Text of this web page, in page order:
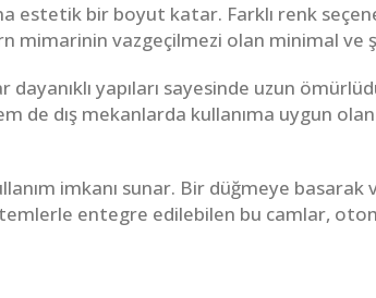
estetik bir boyut katar. Farklı renk
mimarinin vazgeçilmezi olan minimal ve
dayanıklı yapıları sayesinde uzun
de dış mekanlarda kullanıma uygun
imkanı sunar. Bir düğmeye basarak
entegre edilebilen bu camlar,